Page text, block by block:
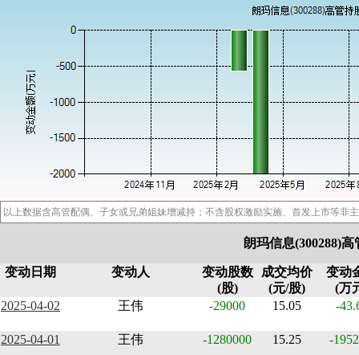
以上数据含高管配偶、子女或兄弟姐妹增减持；不含股权激励实施、首发上市等非
朗玛信息(300288)
变动日期 变动人
变动股数
(股)
成交均价
(元/股)
变动
(万
2025-04-02
王伟 -29000 15.05 -
2025-04-01 王伟 -1280000 15.25 -